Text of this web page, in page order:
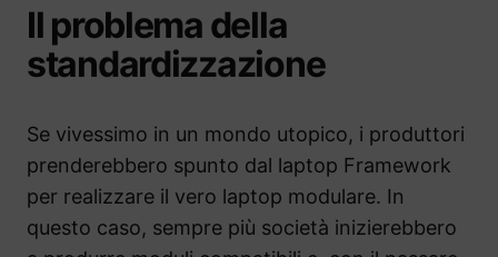
Il problema della
standardizzazione
Se vivessimo in un mondo utopico, i produttori
prenderebbero spunto dal laptop Framework
per realizzare il vero laptop modulare. In
questo caso, sempre più società inizierebbero